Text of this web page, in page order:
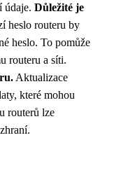
údaje. Důležité je
heslo routeru by
heslo. To pomůže
routeru a síti.
Aktualizace
které mohou
routerů lze